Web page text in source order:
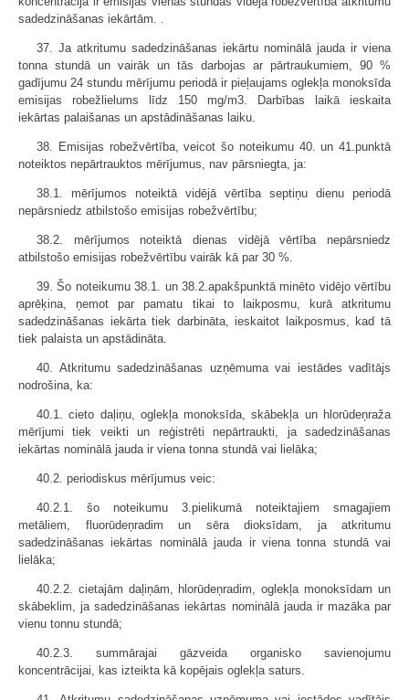
sadedzināšanas iekārtām. .
37. Ja atkritumu sadedzināšanas iekārtu nominālā jauda ir viena
tonna stundā un vairāk un tās darbojas ar pārtraukumiem, 90 %
gadījumu 24 stundu mērījumu periodā ir pieļaujams oglekļa monoksīda
emisijas robežlielums līdz 150 mg/m3. Darbības laikā ieskaita
iekārtas palaišanas un apstādināšanas laiku.
38. Emisijas robežvērtība, veicot šo noteikumu 40. un 41.punktā
noteiktos nepārtrauktos mērījumus, nav pārsniegta, ja:
38.1. mērījumos noteiktā vidējā vērtība septiņu dienu periodā
nepārsniedz atbilstošo emisijas robežvērtību;
38.2. mērījumos noteiktā dienas vidējā vērtība nepārsniedz
atbilstošo emisijas robežvērtību vairāk kā par 30 %.
39. Šo noteikumu 38.1. un 38.2.apakšpunktā minēto vidējo vērtību
aprēķina, ņemot par pamatu tikai to laikposmu, kurā atkritumu
sadedzināšanas iekārta tiek darbināta, ieskaitot laikposmus, kad tā
tiek palaista un apstādināta.
40. Atkritumu sadedzināšanas uzņēmuma vai iestādes vadītājs
nodrošina, ka:
40.1. cieto daļiņu, oglekļa monoksīda, skābekļa un hlorūdeņraža
mērījumi tiek veikti un reģistrēti nepārtraukti, ja sadedzināšanas
iekārtas nominālā jauda ir viena tonna stundā vai lielāka;
40.2. periodiskus mērījumus veic:
40.2.1. šo noteikumu 3.pielikumā noteiktajiem smagajiem
metāliem, fluorūdeņradim un sēra dioksīdam, ja atkritumu
sadedzināšanas iekārtas nominālā jauda ir viena tonna stundā vai
lielāka;
40.2.2. cietajām daļiņām, hlorūdeņradim, oglekļa monoksīdam un
skābeklim, ja sadedzināšanas iekārtas nominālā jauda ir mazāka par
vienu tonnu stundā;
40.2.3. summārajai gāzveida organisko savienojumu
koncentrācijai, kas izteikta kā kopējais oglekļa saturs.